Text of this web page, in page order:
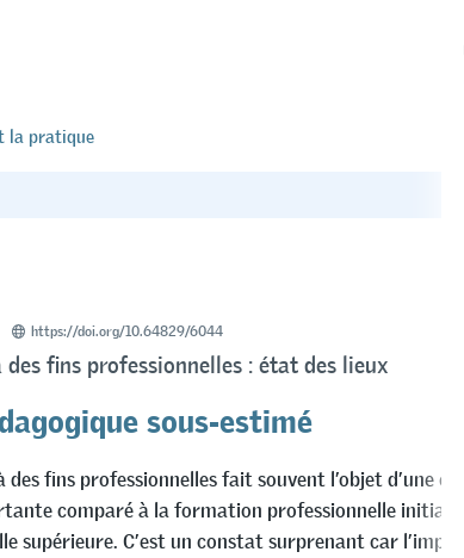
la pratique
https://doi.org/10.64829/6044
fins professionnelles : état des lieux
sous-estimé
fins professionnelles fait souvent l’objet d’une
comparé à la formation professionnelle initiale
supérieure. C’est un constat surprenant car